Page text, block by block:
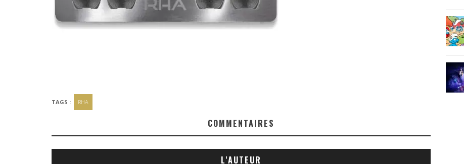
TAGS : RHA
COMMENTAIRES
L'AUTEUR